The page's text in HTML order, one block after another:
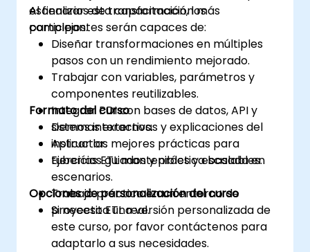
escenarios de transformación más
complejos.
Al finalizar esta capacitación, los
participantes serán capaces de:
Diseñar transformaciones en múltiples
pasos con un rendimiento mejorado.
Trabajar con variables, parámetros y
componentes reutilizables.
Integrar PDI con bases de datos, API y
sistemas externos.
Aplicar las mejores prácticas para
tuberías ETL mantenibles y escalables.
Formato del curso
Demos interactivas y explicaciones del
instructor.
Ejercicios guiados y práctica basada en
escenarios.
Trabajo práctico en un entorno de
proyecto ETL real.
Opciones de personalización del curso
Si necesita una versión personalizada de
este curso, por favor contáctenos para
adaptarlo a sus necesidades.